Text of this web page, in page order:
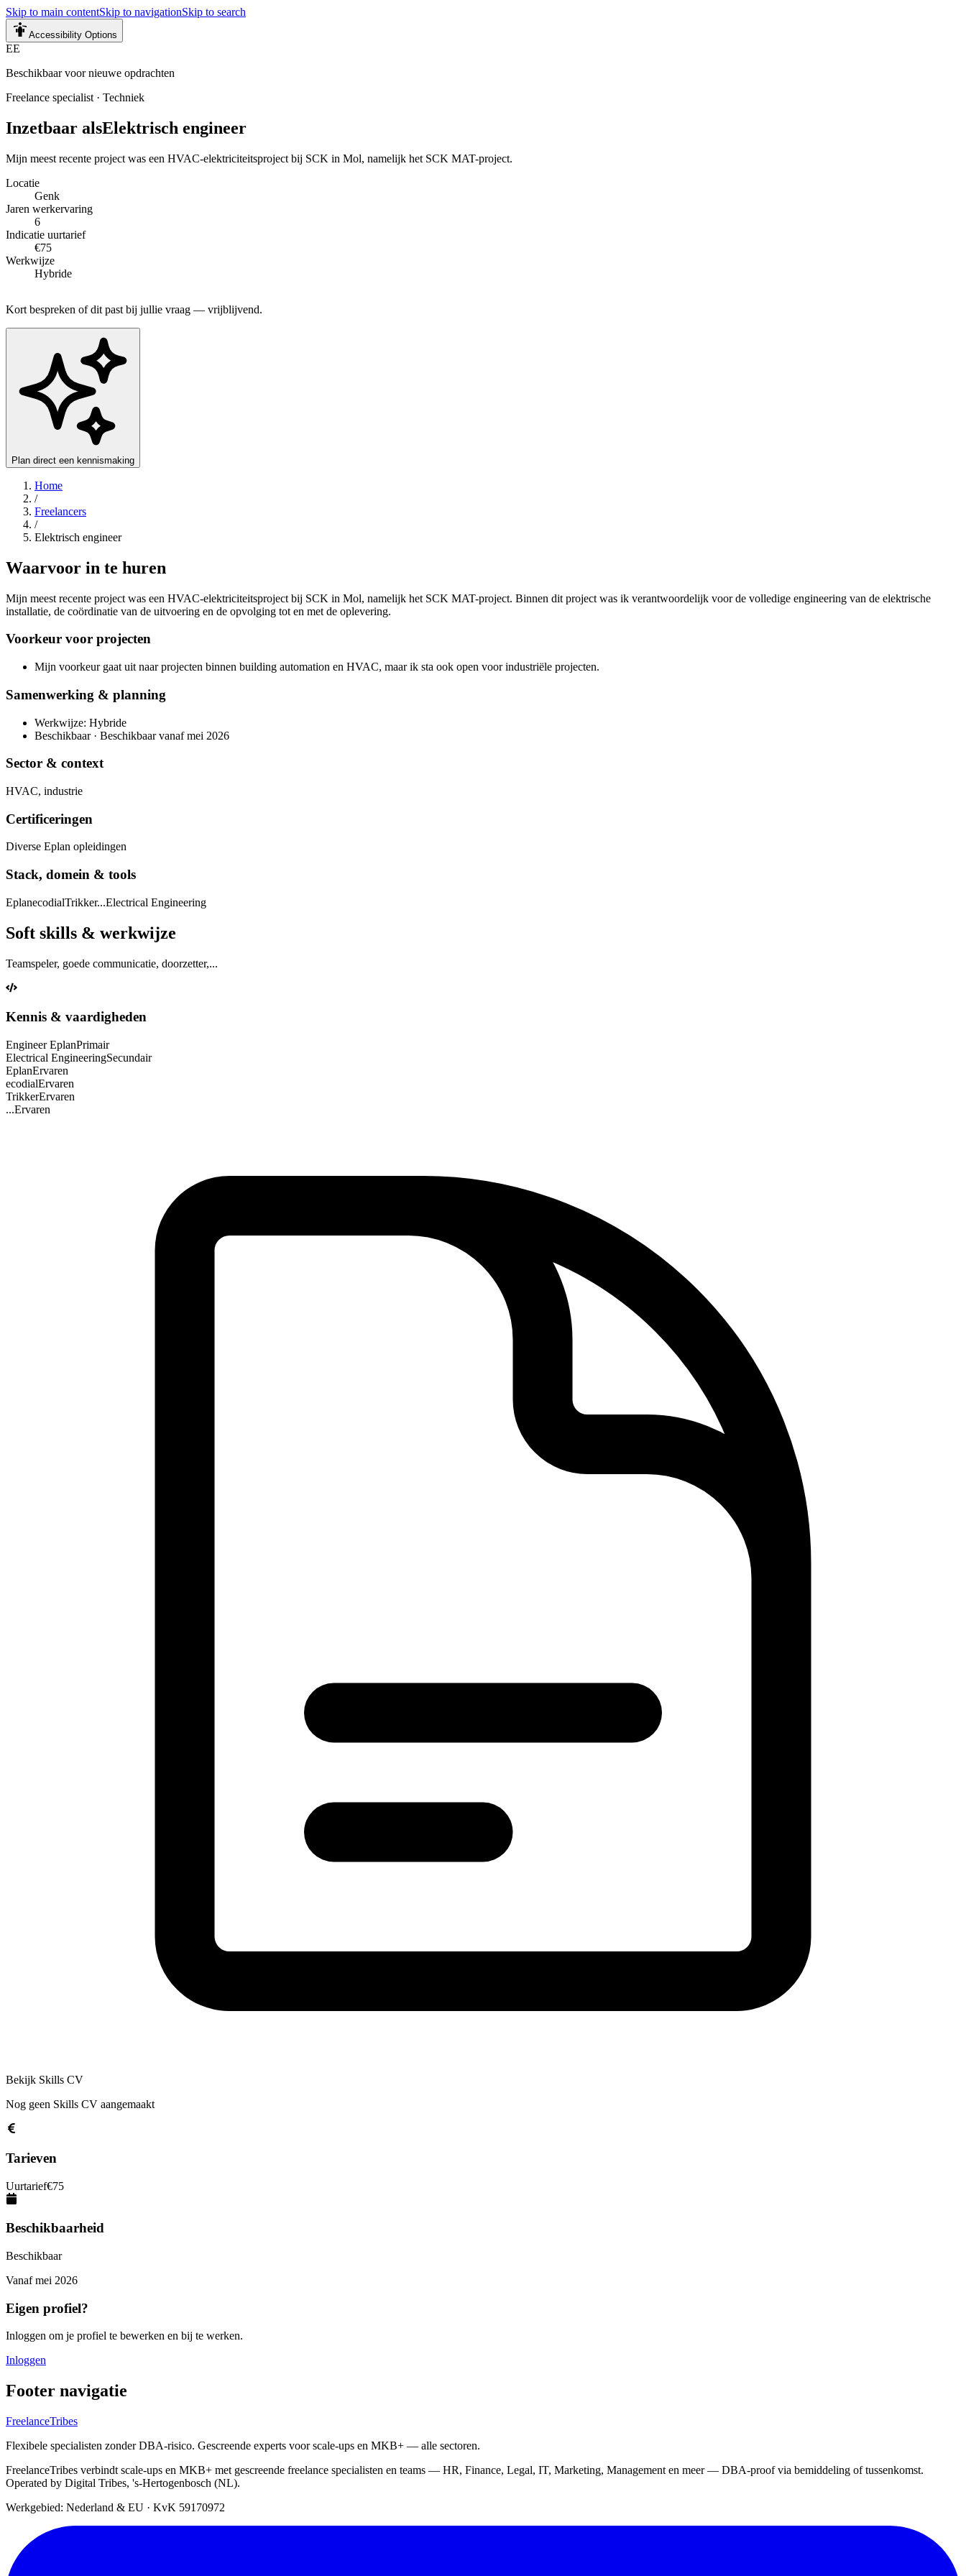
Skip to main contentSkip to navigationSkip to search
Accessibility Options
EE
Beschikbaar voor nieuwe opdrachten
Freelance specialist · Techniek
Inzetbaar alsElektrisch engineer
Mijn meest recente project was een HVAC-elektriciteitsproject bij SCK in Mol, namelijk het SCK MAT-project.
Locatie
Genk
Jaren werkervaring
6
Indicatie uurtarief
€75
Werkwijze
Hybride
Kort bespreken of dit past bij jullie vraag — vrijblijvend.
Plan direct een kennismaking
Home
/
Freelancers
/
Elektrisch engineer
Waarvoor in te huren
Mijn meest recente project was een HVAC-elektriciteitsproject bij SCK in Mol, namelijk het SCK MAT-project. Binnen dit project was ik verantwoordelijk voor de volledige engineering van de elektrische
installatie, de coördinatie van de uitvoering en de opvolging tot en met de oplevering.
Voorkeur voor projecten
Mijn voorkeur gaat uit naar projecten binnen building automation en HVAC, maar ik sta ook open voor industriële projecten.
Samenwerking & planning
Werkwijze: Hybride
Beschikbaar · Beschikbaar vanaf mei 2026
Sector & context
HVAC, industrie
Certificeringen
Diverse Eplan opleidingen
Stack, domein & tools
EplanecodialTrikker...Electrical Engineering
Soft skills & werkwijze
Teamspeler, goede communicatie, doorzetter,...
Kennis & vaardigheden
Engineer EplanPrimair
Electrical EngineeringSecundair
EplanErvaren
ecodialErvaren
TrikkerErvaren
...Ervaren
Bekijk Skills CV
Nog geen Skills CV aangemaakt
Tarieven
Uurtarief€75
Beschikbaarheid
Beschikbaar
Vanaf mei 2026
Eigen profiel?
Inloggen om je profiel te bewerken en bij te werken.
Inloggen
Footer navigatie
FreelanceTribes
Flexibele specialisten zonder DBA-risico. Gescreende experts voor scale-ups en MKB+ — alle sectoren.
FreelanceTribes verbindt scale-ups en MKB+ met gescreende freelance specialisten en teams — HR, Finance, Legal, IT, Marketing, Management en meer — DBA-proof via bemiddeling of tussenkomst.
Operated by Digital Tribes, 's-Hertogenbosch (NL).
Werkgebied: Nederland & EU · KvK 59170972